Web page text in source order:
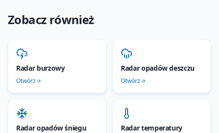
Zobacz również
Radar burzowy
Otwórz
Radar opadów deszczu
Otwórz
Radar opadów śniegu Radar temperatury